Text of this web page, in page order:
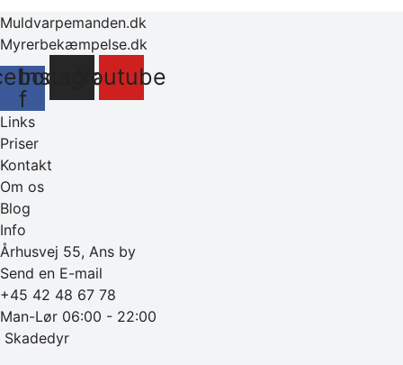
Muldvarpemanden.dk
Myrerbekæmpelse.dk
f
InstagramYoutube
Links
Priser
Kontakt
Om os
Blog
Info
Århusvej 55, Ans by
Send en E-mail
+45 42 48 67 78
Man-Lør 06:00 - 22:00
‎ Skadedyr